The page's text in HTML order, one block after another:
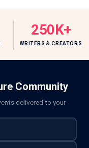
250K+
WRITERS & CREATORS
Community
delivered to your